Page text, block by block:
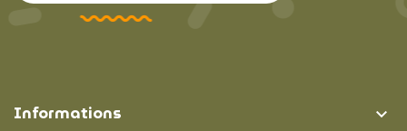
Informations 